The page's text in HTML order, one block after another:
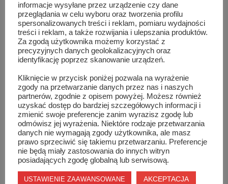
informacje wysyłane przez urządzenie czy dane
przeglądania w celu wyboru oraz tworzenia profilu
spersonalizowanych treści i reklam, pomiaru wydajności
treści i reklam, a także rozwijania i ulepszania produktów.
Za zgodą użytkownika możemy korzystać z
precyzyjnych danych geolokalizacyjnych oraz
identyfikację poprzez skanowanie urządzeń.
Kliknięcie w przycisk poniżej pozwala na wyrażenie
zgody na przetwarzanie danych przez nas i naszych
partnerów, zgodnie z opisem powyżej. Możesz również
uzyskać dostęp do bardziej szczegółowych informacji i
zmienić swoje preferencje zanim wyrazisz zgodę lub
odmówisz jej wyrażenia. Niektóre rodzaje przetwarzania
danych nie wymagają zgody użytkownika, ale masz
prawo sprzeciwić się takiemu przetwarzaniu. Preferencje
nie będą miały zastosowania do innych witryn
posiadających zgodę globalną lub serwisową.
USTAWIENIE ZAAWANSOWANE AKCEPTACJA